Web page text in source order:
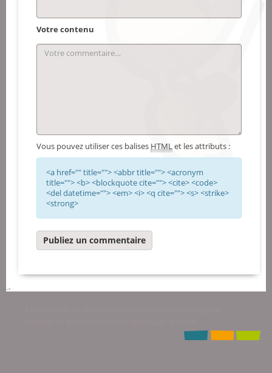
Votre contenu
Vous pouvez utiliser ces balises HTMLet les attributs :
<a href="" title=""> <abbr title=""> <acronym
title=""> <b> <blockquote cite=""> <cite> <code>
<del datetime=""> <em> <i> <q cite=""> <s> <strike>
<strong>
-->